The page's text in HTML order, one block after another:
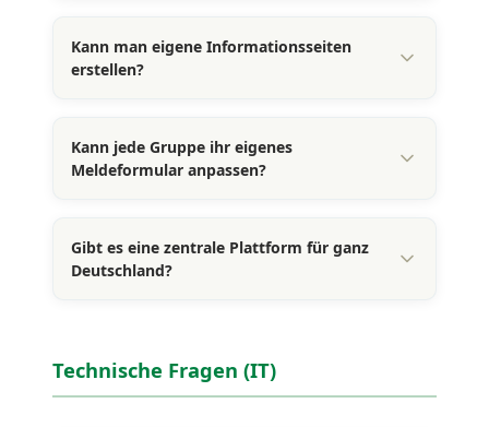
Kann man eigene Informationsseiten
erstellen?
Kann jede Gruppe ihr eigenes
Meldeformular anpassen?
Gibt es eine zentrale Plattform für ganz
Deutschland?
Technische Fragen (IT)